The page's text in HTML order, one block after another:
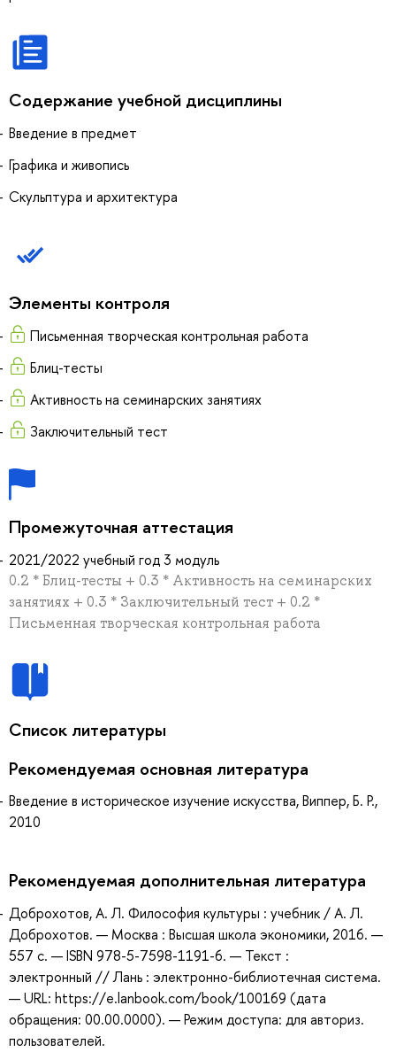
Содержание учебной дисциплины
Введение в предмет
Графика и живопись
Скульптура и архитектура
Элементы контроля
Письменная творческая контрольная работа
Блиц-тесты
Активность на семинарских занятиях
Заключительный тест
Промежуточная аттестация
2021/2022 учебный год 3 модуль
0.2 * Блиц-тесты + 0.3 * Активность на семинарских
занятиях + 0.3 * Заключительный тест + 0.2 *
Письменная творческая контрольная работа
Список литературы
Рекомендуемая основная литература
Введение в историческое изучение искусства, Виппер, Б. Р.,
2010
Рекомендуемая дополнительная литература
Доброхотов, А. Л. Философия культуры : учебник / А. Л.
Доброхотов. — Москва : Высшая школа экономики, 2016. —
557 с. — ISBN 978-5-7598-1191-6. — Текст :
электронный // Лань : электронно-библиотечная система.
— URL: https://e.lanbook.com/book/100169 (дата
обращения: 00.00.0000). — Режим доступа: для авториз.
пользователей.